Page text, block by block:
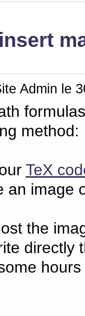
Admin le
method:
TeX
an image
the
directly